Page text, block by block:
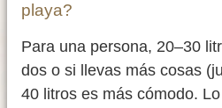
playa?
Para una persona, 20–30
dos o si llevas más cosas
40 litros es más cómodo.